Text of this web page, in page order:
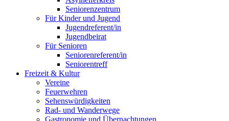
Seniorenzentrum
Für Kinder und Jugend
Jugendreferent/in
Jugendbeirat
Für Senioren
Seniorenreferent/in
Seniorentreff
Freizeit & Kultur
Vereine
Feuerwehren
Sehenswürdigkeiten
Rad- und Wanderwege
Gastronomie und Übernachtungen